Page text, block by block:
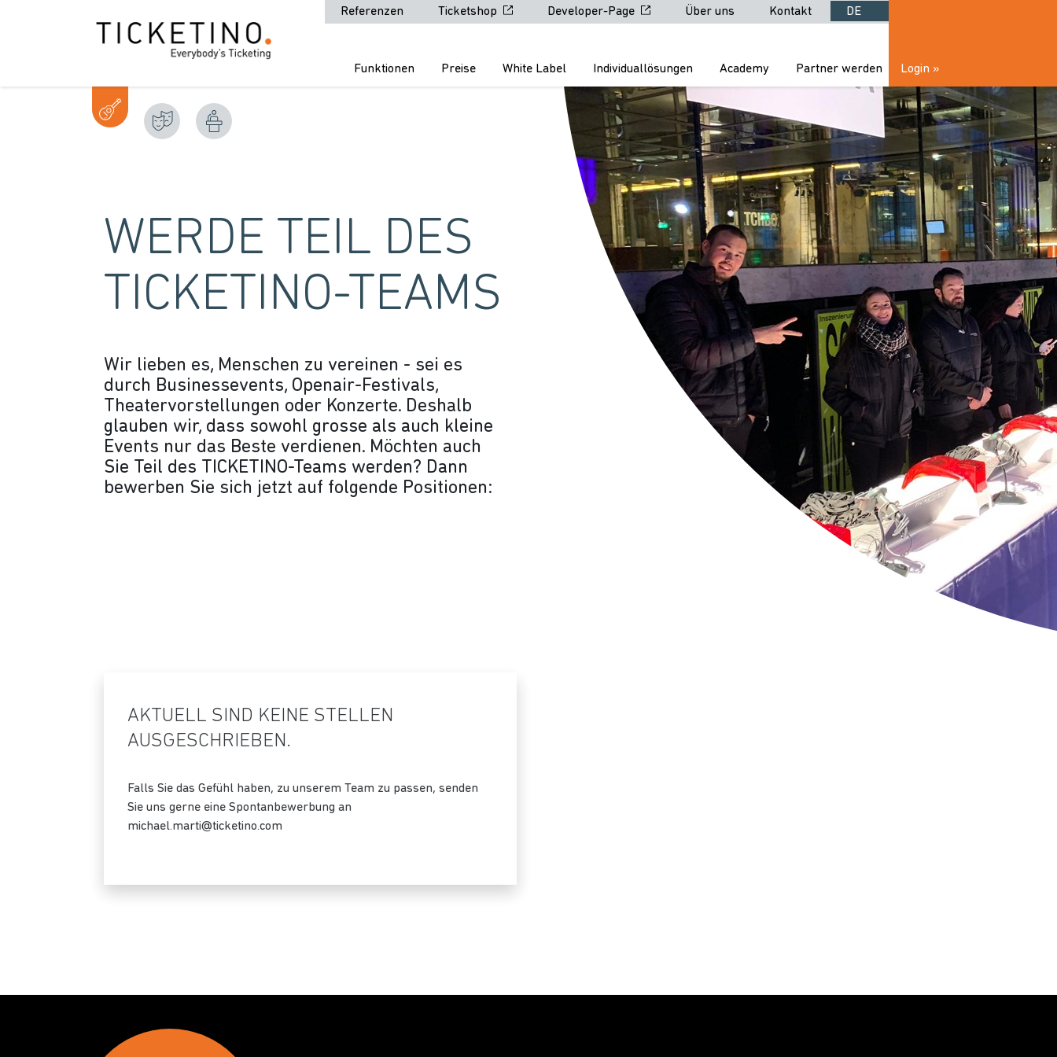
Referenzen Ticketshop Developer-Page Über uns Kontakt DE
Funktionen Preise White Label Individuallösungen Academy Partner werden Login »
WERDE TEIL DES
TICKETINO-TEAMS
Wir lieben es, Menschen zu vereinen - sei es
durch Businessevents, Openair-Festivals,
Theatervorstellungen oder Konzerte. Deshalb
glauben wir, dass sowohl grosse als auch kleine
Events nur das Beste verdienen. Möchten auch
Sie Teil des TICKETINO-Teams werden? Dann
bewerben Sie sich jetzt auf folgende Positionen:
AKTUELL SIND KEINE STELLEN
AUSGESCHRIEBEN.
Falls Sie das Gefühl haben, zu unserem Team zu passen, senden
Sie uns gerne eine Spontanbewerbung an
michael.marti@ticketino.com